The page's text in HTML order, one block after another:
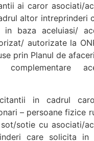
ai caror asociati/
altor intreprinderi
in baza aceluiasi/
autorizate la
prin Planul de
in cadrul
– persoane fizice
sotie cu asociati/
care solicita in